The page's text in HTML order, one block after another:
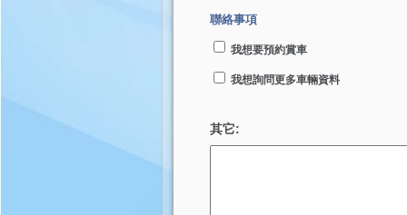
聯絡事項
我想要預約賞車
我想詢問更多車輛資料
其它: